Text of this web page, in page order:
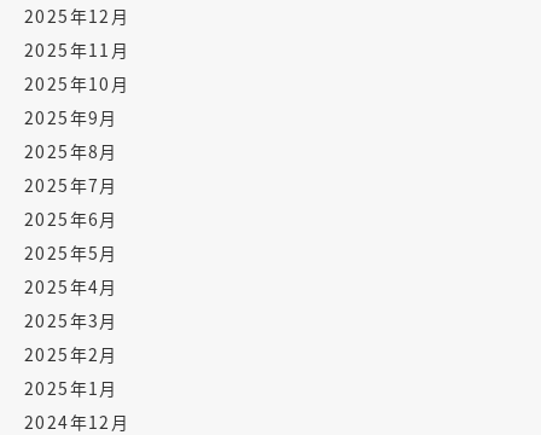
2025年12月
2025年11月
2025年10月
2025年9月
2025年8月
2025年7月
2025年6月
2025年5月
2025年4月
2025年3月
2025年2月
2025年1月
2024年12月